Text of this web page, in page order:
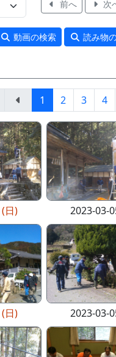
前へ 次
動画の検索 読み物
1 2 3 4
(日) 2023-03-
(日) 2023-03-